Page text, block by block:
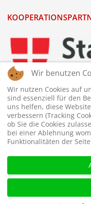
© 2026 © WTTV - Wiener
Wir benutzen
Wir nutzen Cookies auf
sind essenziell für den
uns helfen, diese
verbessern (Tracking
ob Sie die Cookies
bei einer Ablehnung
Funktionalitäten der